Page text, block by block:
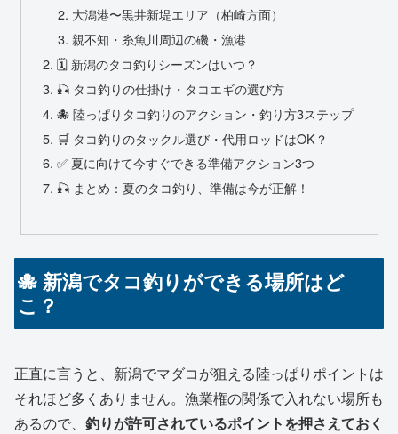
大潟港〜黒井新堤エリア（柏崎方面）
親不知・糸魚川周辺の磯・漁港
🗓 新潟のタコ釣りシーズンはいつ？
🎣 タコ釣りの仕掛け・タコエギの選び方
🐙 陸っぱりタコ釣りのアクション・釣り方3ステップ
🛒 タコ釣りのタックル選び・代用ロッドはOK？
✅ 夏に向けて今すぐできる準備アクション3つ
🎣 まとめ：夏のタコ釣り、準備は今が正解！
🐙 新潟でタコ釣りができる場所はど
こ？
正直に言うと、新潟でマダコが狙える陸っぱりポイントは
それほど多くありません。漁業権の関係で入れない場所も
あるので、 釣りが許可されているポイントを押さえておく